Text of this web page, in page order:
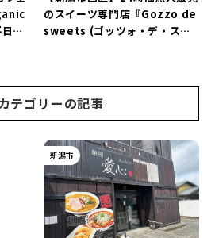
ラ
ート
のスイーツ専門店『Gozzo de
sweets (ゴッツォ・デ・スイ
テゴリーの記事
新潟市